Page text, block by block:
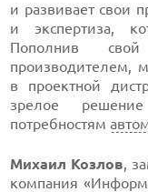
и развивает свои
и экспертиза,
Пополнив
производителем,
в проектной
зрелое
потребностям
Михаил Козлов,
компания